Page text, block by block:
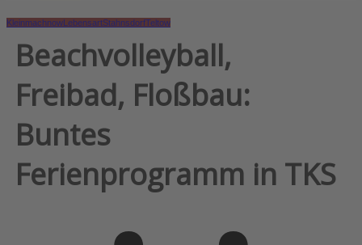
KleinmachnowLebensartStahnsdorfTeltow
Beachvolleyball,
Freibad, Floßbau:
Buntes
Ferienprogramm in TKS